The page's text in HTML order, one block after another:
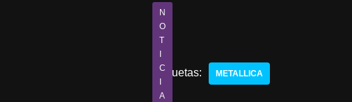
N
O
T
C
A
Etiquetas: METALLICA